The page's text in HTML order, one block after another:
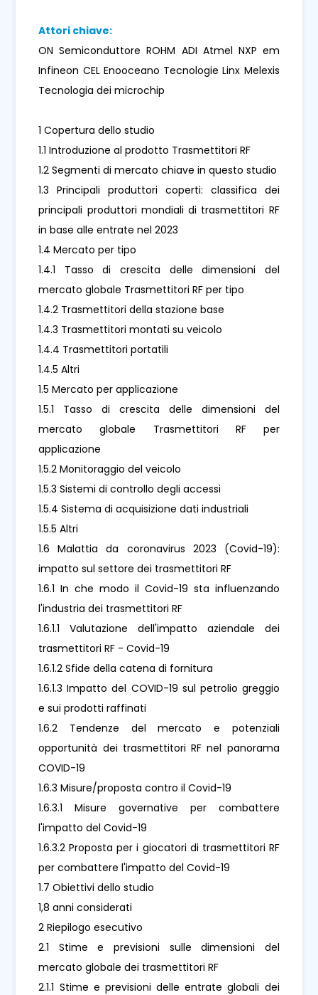
Attori chiave:
ON Semiconduttore ROHM ADI Atmel NXP em
Infineon CEL Enooceano Tecnologie Linx Melexis
Tecnologia dei microchip
1 Copertura dello studio
1.1 Introduzione al prodotto Trasmettitori RF
1.2 Segmenti di mercato chiave in questo studio
1.3 Principali produttori coperti: classifica dei
principali produttori mondiali di trasmettitori RF
in base alle entrate nel 2023
1.4 Mercato per tipo
1.4.1 Tasso di crescita delle dimensioni del
mercato globale Trasmettitori RF per tipo
1.4.2 Trasmettitori della stazione base
1.4.3 Trasmettitori montati su veicolo
1.4.4 Trasmettitori portatili
1.4.5 Altri
1.5 Mercato per applicazione
1.5.1 Tasso di crescita delle dimensioni del
mercato globale Trasmettitori RF per
applicazione
1.5.2 Monitoraggio del veicolo
1.5.3 Sistemi di controllo degli accessi
1.5.4 Sistema di acquisizione dati industriali
1.5.5 Altri
1.6 Malattia da coronavirus 2023 (Covid-19):
impatto sul settore dei trasmettitori RF
1.6.1 In che modo il Covid-19 sta influenzando
l'industria dei trasmettitori RF
1.6.1.1 Valutazione dell'impatto aziendale dei
trasmettitori RF - Covid-19
1.6.1.2 Sfide della catena di fornitura
1.6.1.3 Impatto del COVID-19 sul petrolio greggio
e sui prodotti raffinati
1.6.2 Tendenze del mercato e potenziali
opportunità dei trasmettitori RF nel panorama
COVID-19
1.6.3 Misure/proposta contro il Covid-19
1.6.3.1 Misure governative per combattere
l'impatto del Covid-19
1.6.3.2 Proposta per i giocatori di trasmettitori RF
per combattere l'impatto del Covid-19
1.7 Obiettivi dello studio
1,8 anni considerati
2 Riepilogo esecutivo
2.1 Stime e previsioni sulle dimensioni del
mercato globale dei trasmettitori RF
2.1.1 Stime e previsioni delle entrate globali dei